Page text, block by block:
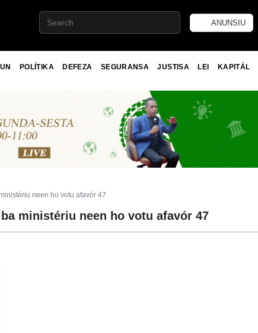
ANUNSIU
POLÍTIKA DEFEZA SEGURANSA JUSTISA LEI KAPITÁL
neen ho votu afavór 47
ministériu neen ho votu afavór 47